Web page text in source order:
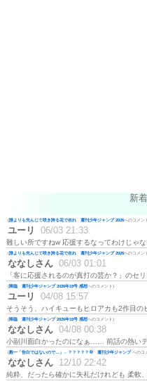
新
(誰よりも先んじて咲き誇る花で在れ 週刊少年ジャンプ 2026へのコメン
ユーリ 06/03 21:33
難しい所ですねw 応援するなってわけじゃ
(誰よりも先んじて咲き誇る花で在れ 週刊少年ジャンプ 2026へのコメン
ななしさん 06/03 01:01
「客に応援されるのが真打の芸か？」のセ
(降臨 週刊少年ジャンプ 2026年19号 感想へのコメント)
ユーリ 04/08 15:57
そうそう、ハイキューもヒロアカも2作目
(降臨 週刊少年ジャンプ 2026年19号 感想へのコメント)
ななしさん 04/08 00:38
小副川面白かったのになぁ…… 前話の熱い
(殿一「告白ではないので…」←？？？？？💢 週刊少年ジャンプへのコ
ななしさん 12/10 22:42
純粋、だったら確かに失礼だけれども 柔軟